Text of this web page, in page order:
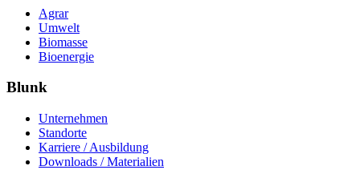
Agrar
Umwelt
Biomasse
Bioenergie
Blunk
Unternehmen
Standorte
Karriere / Ausbildung
Downloads / Materialien